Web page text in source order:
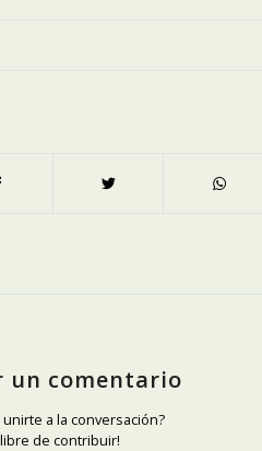
un comentario
unirte a la conversación?
de contribuir!